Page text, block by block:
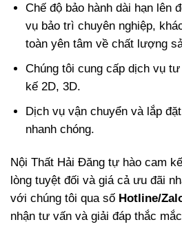
Chế độ bảo hành dài hạn lên
vụ bảo trì chuyên nghiệp,
toàn yên tâm về chất lượng
Chúng tôi cung cấp dịch vụ
kế 2D, 3D.
Dịch vụ vận chuyển và lắp
nhanh chóng.
Nội Thất Hải Đăng tự hào cam
lòng tuyệt đối và giá cả ưu đãi
với chúng tôi qua số Hotline/
nhận tư vấn và giải đáp thắc